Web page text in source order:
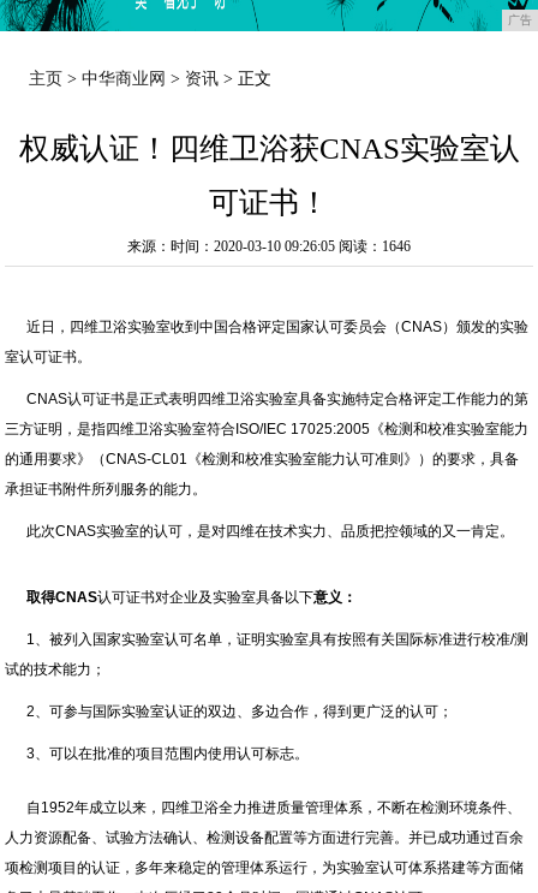
广告
主页 >中华商业网 > 资讯 > 正文
权威认证！四维卫浴获CNAS实验室认
可证书！
来源：时间：2020-03-10 09:26:05 阅读：1646
近日，四维卫浴实验室收到中国合格评定国家认可委员会（CNAS）颁发的实验
室认可证书。
CNAS认可证书是正式表明四维卫浴实验室具备实施特定合格评定工作能力的第
三方证明，是指四维卫浴实验室符合ISO/IEC 17025:2005《检测和校准实验室能力
的通用要求》（CNAS-CL01《检测和校准实验室能力认可准则》）的要求，具备
承担证书附件所列服务的能力。
此次CNAS实验室的认可，是对四维在技术实力、品质把控领域的又一肯定。
取得CNAS认可证书对企业及实验室具备以下意义：
1、被列入国家实验室认可名单，证明实验室具有按照有关国际标准进行校准/测
试的技术能力；
2、可参与国际实验室认证的双边、多边合作，得到更广泛的认可；
3、可以在批准的项目范围内使用认可标志。
自1952年成立以来，四维卫浴全力推进质量管理体系，不断在检测环境条件、
人力资源配备、试验方法确认、检测设备配置等方面进行完善。并已成功通过百余
项检测项目的认证，多年来稳定的管理体系运行，为实验室认可体系搭建等方面储